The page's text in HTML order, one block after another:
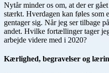
Nytår minder os om, at der er
stærkt. Hverdagen kan føles som
gentager sig. Når jeg ser tilbage
andet. Hvilke fortællinger tager
arbejde videre med i 2020?
Kærlighed, begravelser og